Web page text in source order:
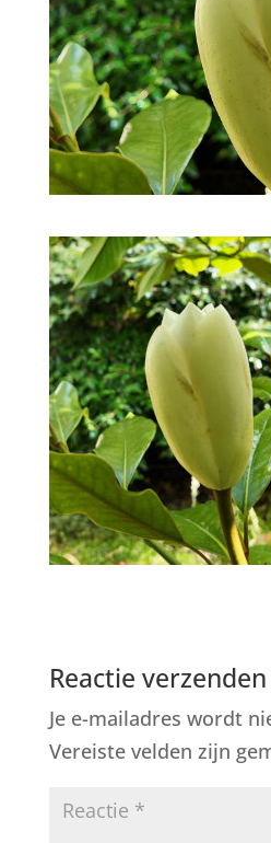
Reactie verzenden
Je e-mailadres wordt
Vereiste velden zijn